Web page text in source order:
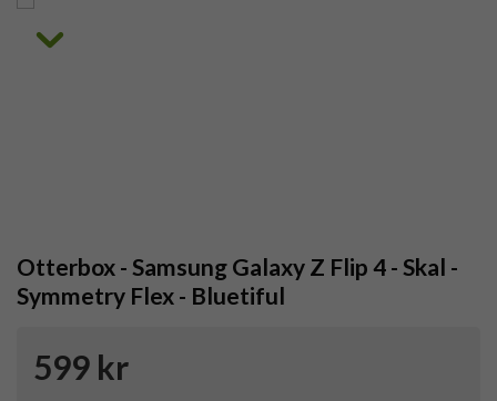
Otterbox - Samsung Galaxy Z Flip 4 - Skal -
Symmetry Flex - Bluetiful
599 kr